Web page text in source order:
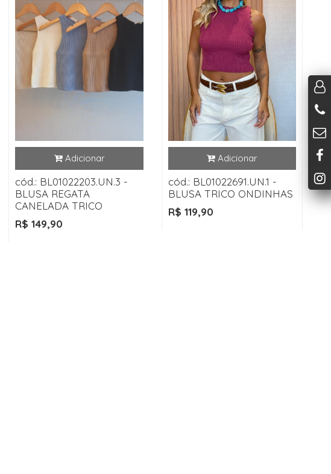
cód.: BL01022203.UN.3 -
BLUSA REGATA
CANELADA TRICO
R$ 149,90
cód.: BL01022691.UN.1 -
BLUSA TRICO ONDINHAS
R$ 119,90